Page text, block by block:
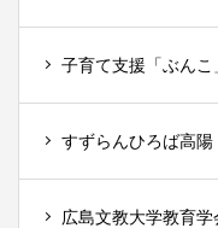
子育て支援「ぶんこ
すずらんひろば高陽
広島文教大学教育学